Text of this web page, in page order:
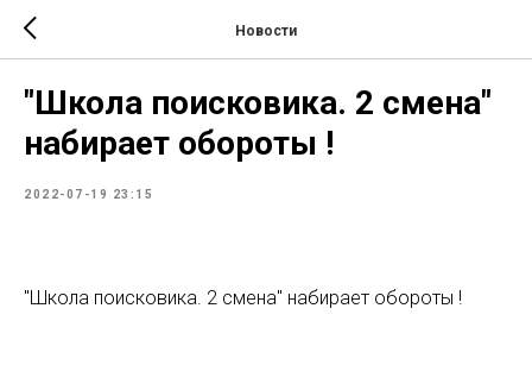
Новости
"Школа поисковика. 2 смена"
набирает обороты !
2022-07-19 23:15
"Школа поисковика. 2 смена" набирает обороты !